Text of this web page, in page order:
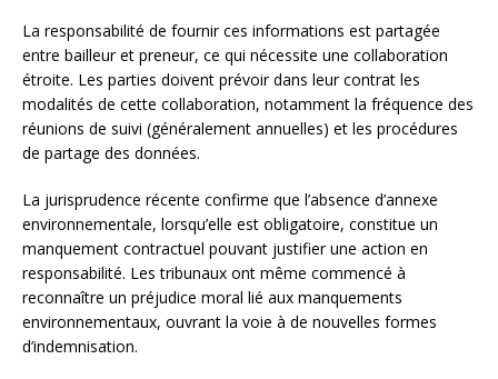
La responsabilité de fournir ces informations est partagée
entre bailleur et preneur, ce qui nécessite une collaboration
étroite. Les parties doivent prévoir dans leur contrat les
modalités de cette collaboration, notamment la fréquence des
réunions de suivi (généralement annuelles) et les procédures
de partage des données.
La jurisprudence récente confirme que l’absence d’annexe
environnementale, lorsqu’elle est obligatoire, constitue un
manquement contractuel pouvant justifier une action en
responsabilité. Les tribunaux ont même commencé à
reconnaître un préjudice moral lié aux manquements
environnementaux, ouvrant la voie à de nouvelles formes
d’indemnisation.